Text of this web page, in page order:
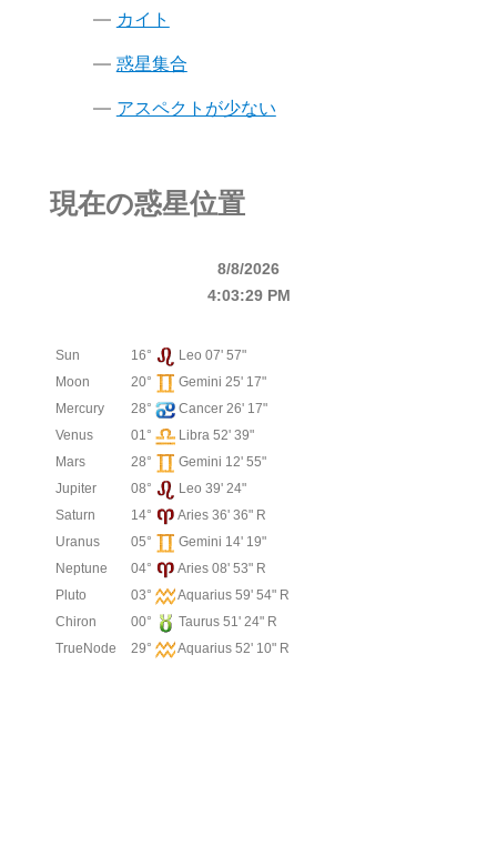
カイト
惑星集合
アスペクトが少ない
現在の惑星位置
8/8/2026
4:03:29 PM
Sun 16°
Leo 07' 57"
Moon
20°
Gemini 25' 17"
Mercury
28°
Cancer 26' 17"
Venus
01°
Libra 52' 39"
Mars
28°
Gemini 12' 55"
Jupiter
08°
Leo 39' 24"
Saturn
14°
Aries 36' 36" R
Uranus
05°
Gemini 14' 19"
Neptune
04°
Aries 08' 53" R
Pluto
03°
Aquarius 59' 54" R
Chiron
00°
Taurus 51' 24" R
TrueNode
29° Aquarius 52' 10" R